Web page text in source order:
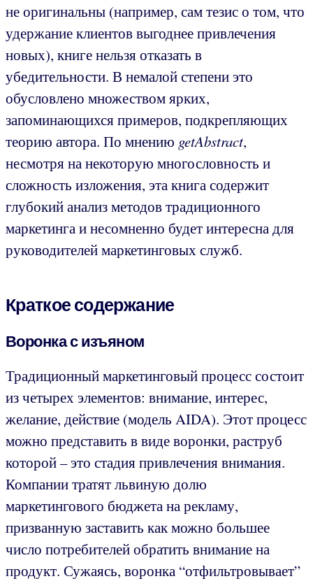
не оригинальны (например, сам тезис о том, что
удержание клиентов выгоднее привлечения
новых), книге нельзя отказать в
убедительности. В немалой степени это
обусловлено множеством ярких,
запоминающихся примеров, подкрепляющих
теорию автора. По мнению getAbstract,
несмотря на некоторую многословность и
сложность изложения, эта книга содержит
глубокий анализ методов традиционного
маркетинга и несомненно будет интересна для
руководителей маркетинговых служб.
Краткое содержание
Воронка с изъяном
Традиционный маркетинговый процесс состоит
из четырех элементов: внимание, интерес,
желание, действие (модель AIDA). Этот процесс
можно представить в виде воронки, раструб
которой – это стадия привлечения внимания.
Компании тратят львиную долю
маркетингового бюджета на рекламу,
призванную заставить как можно большее
число потребителей обратить внимание на
продукт. Сужаясь, воронка “отфильтровывает”